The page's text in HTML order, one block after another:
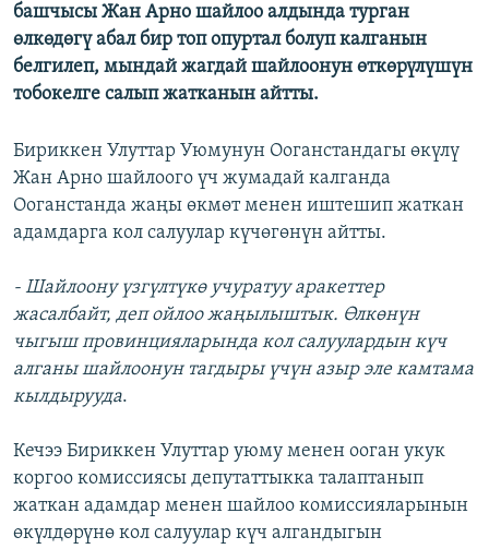
башчысы Жан Арно шайлоо алдында турган
өлкөдөгү абал бир топ опуртал болуп калганын
белгилеп, мындай жагдай шайлоонун өткөрүлүшүн
тобокелге салып жатканын айтты.
Бириккен Улуттар Уюмунун Ооганстандагы өкүлү
Жан Арно шайлоого үч жумадай калганда
Ооганстанда жаңы өкмөт менен иштешип жаткан
адамдарга кол салуулар күчөгөнүн айтты.
- Шайлоону үзгүлтүкө учуратуу аракеттер
жасалбайт, деп ойлоо жаңылыштык. Өлкөнүн
чыгыш провинцияларында кол салуулардын күч
алганы шайлоонун тагдыры үчүн азыр эле камтама
кылдырууда.
Кечээ Бириккен Улуттар уюму менен ооган укук
коргоо комиссиясы депутаттыкка талаптанып
жаткан адамдар менен шайлоо комиссияларынын
өкүлдөрүнө кол салуулар күч алгандыгын